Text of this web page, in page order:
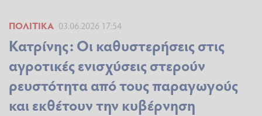
ΠΟΛΙΤΙΚΆ 03.06.2026 17:54
Κατρίνης: Οι καθυστερήσεις στις
αγροτικές ενισχύσεις στερούν
ρευστότητα από τους παραγωγούς
και εκθέτουν την κυβέρνηση